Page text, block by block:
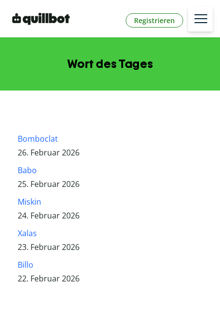
Registrieren
Wort des Tages
Bomboclat
26. Februar 2026
Babo
25. Februar 2026
Miskin
24. Februar 2026
Xalas
23. Februar 2026
Billo
22. Februar 2026